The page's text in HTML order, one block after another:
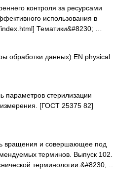
контроля за ресурсами
использования в
Тематики&#8230; …
обработки данных) EN physical
параметров стерилизации
[ГОСТ 25375 82]
вращения и совершающее под
терминов. Выпуск 102.
терминологии.&#8230; …